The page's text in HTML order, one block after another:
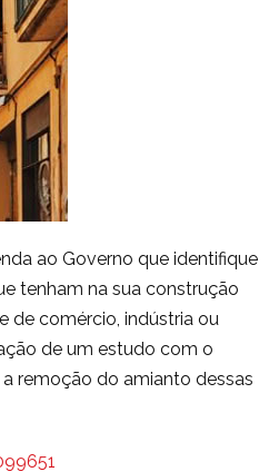
ao Governo que identifique
tenham na sua construção
de comércio, indústria ou
de um estudo com o
remoção do amianto dessas